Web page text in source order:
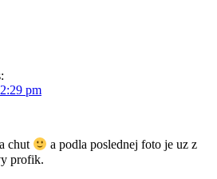
pm
chut
a podla poslednej foto je uz z
profik.